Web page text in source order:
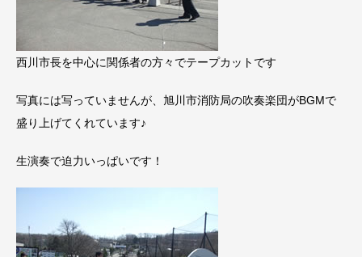
西川市長を中心に関係者の方々でテープカットです
写真には写っていませんが、旭川市消防局の吹奏楽団がBGMで
盛り上げてくれています♪
生演奏で迫力いっぱいです！